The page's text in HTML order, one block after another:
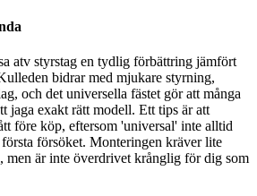
atv styrstag en tydlig förbättring jämfört
bidrar med mjukare styrning,
och det universella fästet gör att många
jaga exakt rätt modell. Ett tips är att
före köp, eftersom 'universal' inte alltid
försöket. Monteringen kräver lite
men är inte överdrivet krånglig för dig som